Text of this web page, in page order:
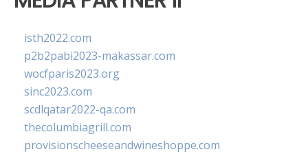
isth2022.com
p2b2pabi2023-makassar.com
wocfparis2023.org
sinc2023.com
scdlqatar2022-qa.com
thecolumbiagrill.com
provisionscheeseandwineshoppe.com